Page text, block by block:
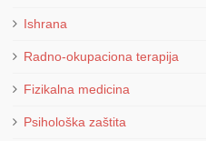
Ishrana
Radno-okupaciona terapija
Fizikalna medicina
Psihološka zaštita